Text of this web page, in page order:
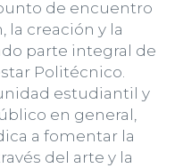
de encuentro
la creación y la
parte integral de
Politécnico.
estudiantil y
en general,
a fomentar la
del arte y la